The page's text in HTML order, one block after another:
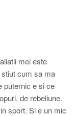
mei este
stiut cum sa ma
puternic e si ce
de rebeliune.
sport. Si e un mic